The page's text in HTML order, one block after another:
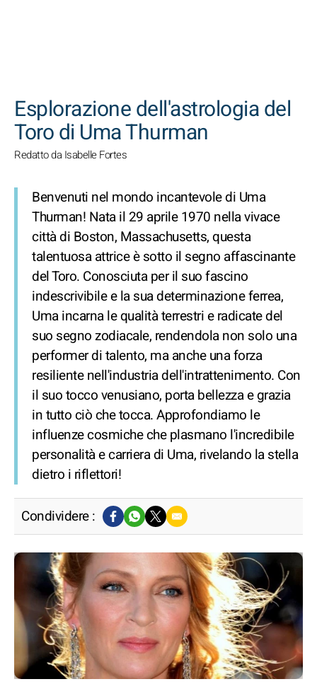
Esplorazione dell'astrologia del
Toro di Uma Thurman
Redatto da Isabelle Fortes
Benvenuti nel mondo incantevole di Uma
Thurman! Nata il 29 aprile 1970 nella vivace
città di Boston, Massachusetts, questa
talentuosa attrice è sotto il segno affascinante
del Toro. Conosciuta per il suo fascino
indescrivibile e la sua determinazione ferrea,
Uma incarna le qualità terrestri e radicate del
suo segno zodiacale, rendendola non solo una
performer di talento, ma anche una forza
resiliente nell'industria dell'intrattenimento. Con
il suo tocco venusiano, porta bellezza e grazia
in tutto ciò che tocca. Approfondiamo le
influenze cosmiche che plasmano l'incredibile
personalità e carriera di Uma, rivelando la stella
dietro i riflettori!
Condividere :